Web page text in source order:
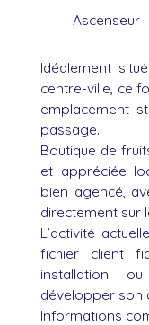
Ascenseur :
Idéalement
centre-ville, ce
emplacement
passage.
Boutique de
et appréciée
bien agencé,
directement sur
L’activité
fichier client
installation
développer son
Informations